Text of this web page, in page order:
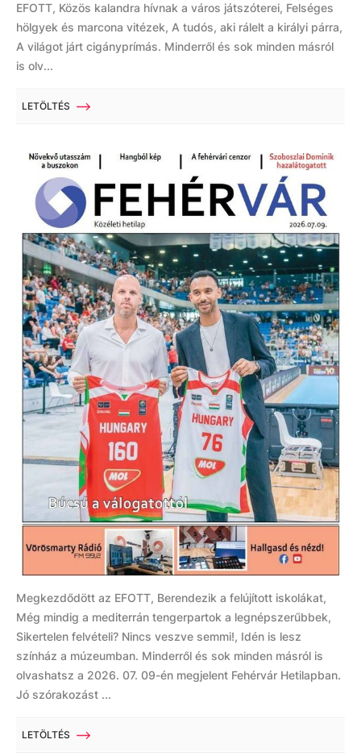
EFOTT, Közös kalandra hívnak a város játszóterei, Felséges
hölgyek és marcona vitézek, A tudós, aki rálelt a királyi párra,
A világot járt cigányprímás. Minderről és sok minden másról
is olv...
LETÖLTÉS
Megkezdődött az EFOTT, Berendezik a felújított iskolákat,
Még mindig a mediterrán tengerpartok a legnépszerűbbek,
Sikertelen felvételi? Nincs veszve semmi!, Idén is lesz
színház a múzeumban. Minderről és sok minden másról is
olvashatsz a 2026. 07. 09-én megjelent Fehérvár Hetilapban.
Jó szórakozást ...
LETÖLTÉS